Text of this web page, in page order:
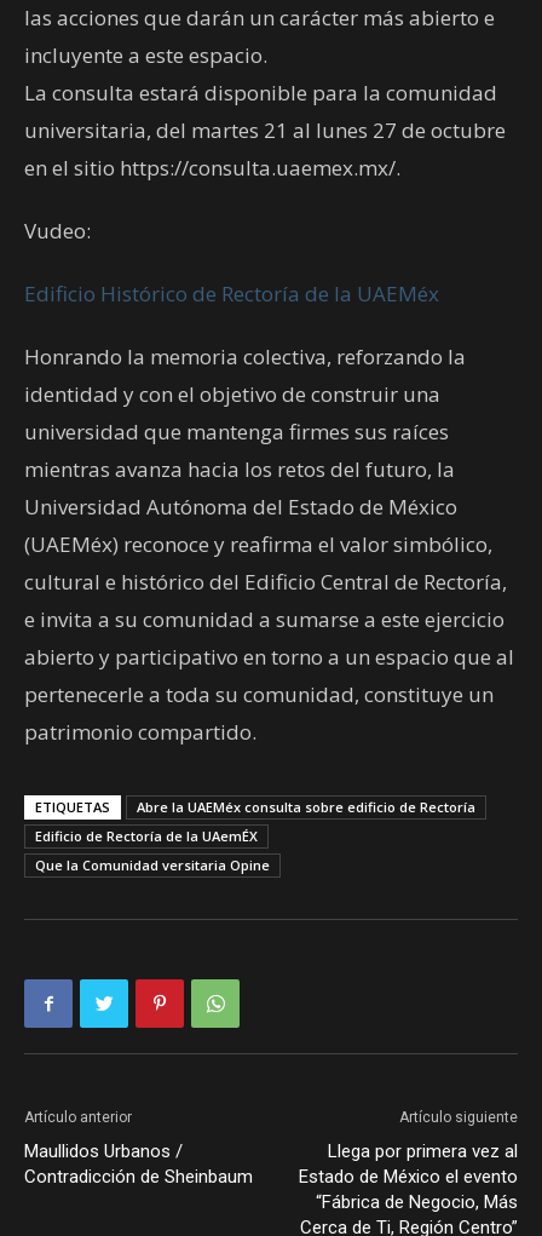
las acciones que darán un carácter más abierto e
incluyente a este espacio.
La consulta estará disponible para la comunidad
universitaria, del martes 21 al lunes 27 de octubre
en el sitio https://consulta.uaemex.mx/.
Vudeo:
Edificio Histórico de Rectoría de la UAEMéx
Honrando la memoria colectiva, reforzando la
identidad y con el objetivo de construir una
universidad que mantenga firmes sus raíces
mientras avanza hacia los retos del futuro, la
Universidad Autónoma del Estado de México
(UAEMéx) reconoce y reafirma el valor simbólico,
cultural e histórico del Edificio Central de Rectoría,
e invita a su comunidad a sumarse a este ejercicio
abierto y participativo en torno a un espacio que al
pertenecerle a toda su comunidad, constituye un
patrimonio compartido.
ETIQUETAS
Abre la UAEMéx consulta sobre edificio de Rectoría
Edificio de Rectoría de la UAemÉX
Que la Comunidad versitaria Opine
Artículo anterior
Maullidos Urbanos /
Contradicción de Sheinbaum
Artículo siguiente
Llega por primera vez al
Estado de México el evento
“Fábrica de Negocio, Más
Cerca de Ti, Región Centro”